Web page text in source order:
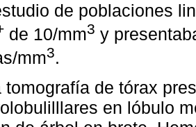
de poblaciones
de 10/mm3 y
mm3.
tomografía de tórax
en lóbulo